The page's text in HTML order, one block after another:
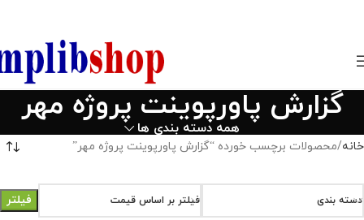
گزارش پاورپوینت پروژه مهر
همه دسته بندی ها
خانه محصولات برچسب خورده “گزارش پاورپوینت پروژه مهر”
دسته بندی فیلتر بر اساس قیمت فیلتر